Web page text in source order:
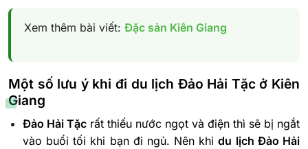
Xem thêm bài viết: Đặc sản Kiên Giang
Một số lưu ý khi đi du lịch Đảo Hải Tặc ở Kiên
Giang
Đảo Hải Tặcrất thiếu nước ngọt và điện thì sẽ bị ngắt
vào buổi tối khi bạn đi ngủ. Nên khidu lịch Đảo Hải